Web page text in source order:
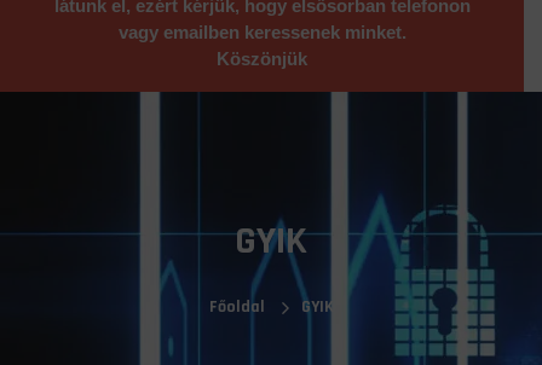
látunk el, ezért kérjük, hogy elsősorban telefonon
vagy emailben keressenek minket.
Köszönjük
GYIK
Főoldal GYIK